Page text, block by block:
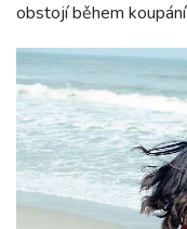
obstojí během